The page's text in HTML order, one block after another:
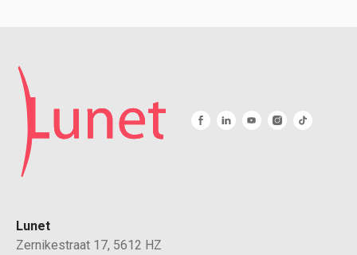
Lunet
Zernikestraat 17, 5612 HZ